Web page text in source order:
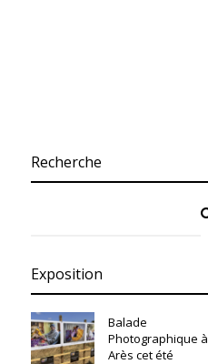
Recherche
Exposition
Balade
Photographique à
Arès cet été